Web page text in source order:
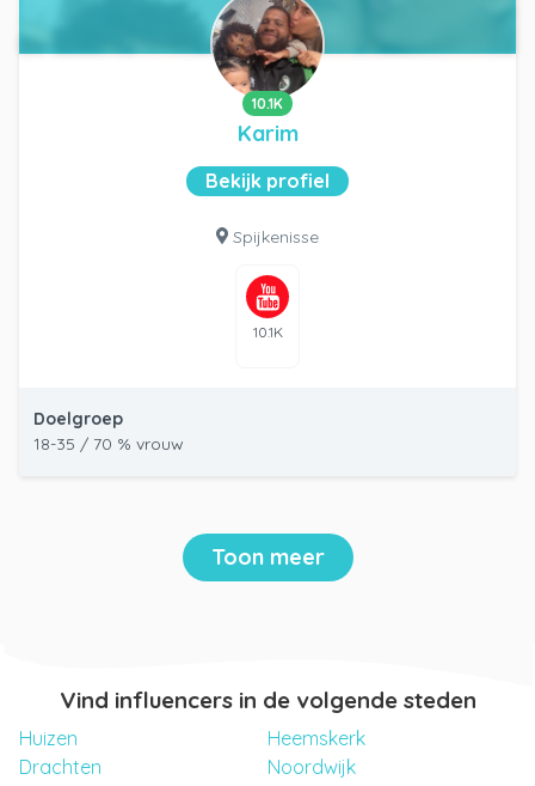
10.1K
Karim
Bekijk profiel
Spijkenisse
10.1K
Doelgroep
18-35 / 70 % vrouw
Toon meer
Vind influencers in de volgende steden
Huizen
Heemskerk
Drachten
Noordwijk